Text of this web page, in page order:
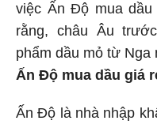
việc Ấn Độ mua
rằng, châu Âu
phẩm dầu mỏ từ
Ấn Độ mua dầu giá
Ấn Độ là nhà nhập